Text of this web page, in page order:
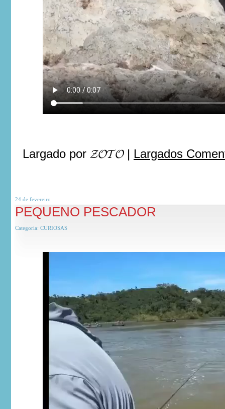
Largado por 𝓩𝓞𝓣𝓞| Largados
24 de fevereiro
PEQUENO PESCADOR
Categoria: CURIOSAS